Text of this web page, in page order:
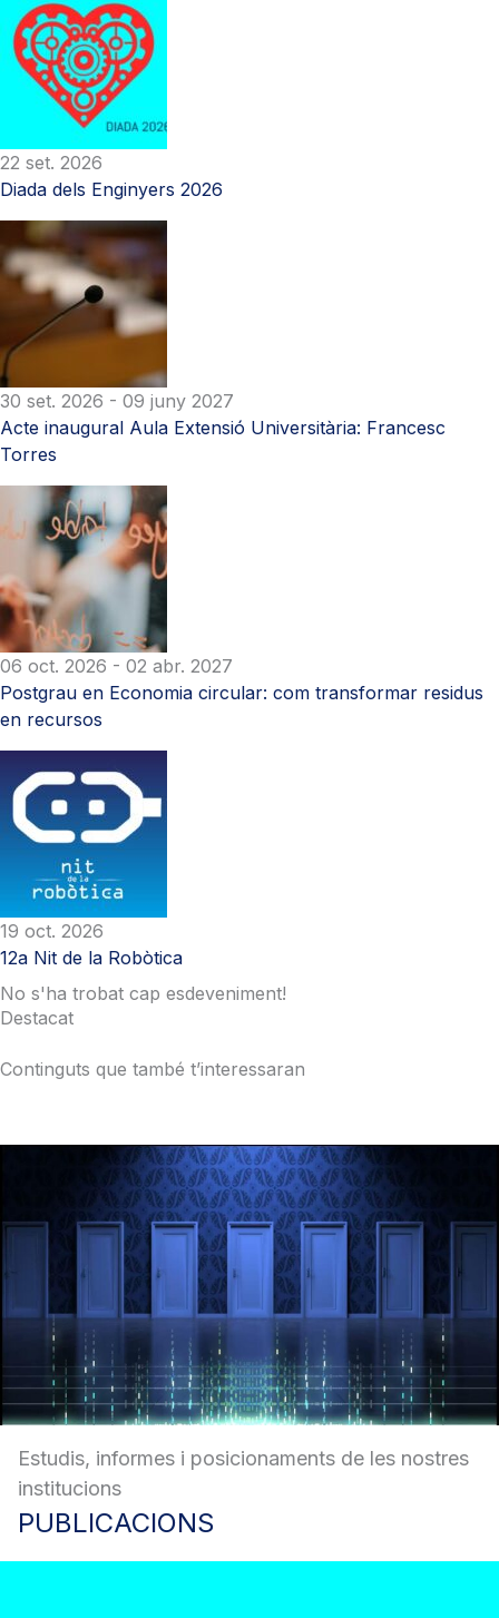
22 set. 2026
Diada dels Enginyers 2026
30 set. 2026 - 09 juny 2027
Acte inaugural Aula Extensió Universitària: Francesc
Torres
06 oct. 2026 - 02 abr. 2027
Postgrau en Economia circular: com transformar residus
en recursos
19 oct. 2026
12a Nit de la Robòtica
No s'ha trobat cap esdeveniment!
Destacat
Continguts que també t’interessaran
Estudis, informes i posicionaments de les nostres
institucions
PUBLICACIONS